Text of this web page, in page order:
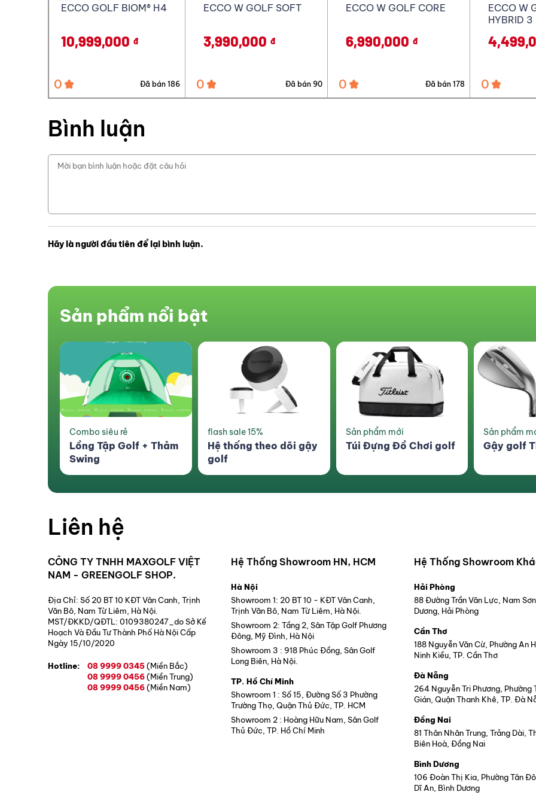
ECCO W GOLF SOFT
3,990,000 đ
0 Đã bán 90
ECCO W GOLF CORE
6,990,000 đ
0 Đã bán 178
ECCO W GOLF BIOM
4,499,000 đ
0 Đã bán 32
ECCO W
PRO
0
Bình luận
Hãy là người đầu tiên để lại bình luận.
Sản phẩm nổi bật
flash sale 15%
Hệ thống theo dõi gậy
golf
Sản phẩm mới
Túi Đựng Đồ Chơi golf
Sản phẩm mới
Gậy golf Titliest SM8
Combo siêu
Lồng Tập
Liên hệ
CÔNG TY TNHH MAXGOLF VIỆT
NAM - GREENGOLF SHOP.
Địa Chỉ: Số 20 BT 10 KĐT Vân Canh, Trịnh
Văn Bô, Nam Từ Liêm, Hà Nội.
MST/ĐKKD/QĐTL: 0109380247_do Sở Kế
Hoạch Và Đầu Tư Thành Phố Hà Nội Cấp
Ngày 15/10/2020
Hotline: 08 9999 0345(Miền Bắc)
08 9999 0456(Miền Trung)
08 9999 0456(Miền Nam)
Hệ Thống Showroom HN, HCM
Hà Nội
Showroom 1: 20 BT 10 - KĐT Vân Canh,
Trịnh Văn Bô, Nam Từ Liêm, Hà Nội.
Showroom 2: Tầng 2, Sân Tập Golf Phương
Đông, Mỹ Đình, Hà Nội
Showroom 3 : 918 Phúc Đồng, Sân Golf
Long Biên, Hà Nội.
TP. Hồ Chí Minh
Showroom 1 : Số 15, Đường Số 3 Phường
Trường Thọ, Quận Thủ Đức, TP. HCM
Showroom 2 : Hoàng Hữu Nam, Sân Golf
Thủ Đức, TP. Hồ Chí Minh
Hệ Thống Showroom
Hải Phòng
88 Đường Trần Văn Lực, Nam
Dương, Hải Phòng
Cần Thơ
188 Nguyễn Văn Cừ, Phường An
Ninh Kiều, TP. Cần Thơ
Đà Nẵng
264 Nguyễn Tri Phương, Phường
Gián, Quận Thanh Khê, TP. Đà
Đồng Nai
81 Thân Nhân Trung, Trảng Dài,
Biên Hoà, Đồng Nai
Bình Dương
106 Đoàn Thị Kia, Phường Tân
Dĩ An, Bình Dương